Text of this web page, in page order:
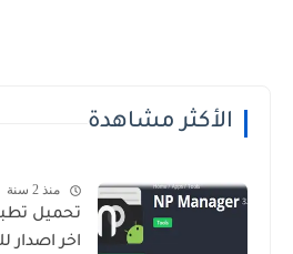
الأكثر مشاهدة
منذ 2 سنة
اخر اصدار